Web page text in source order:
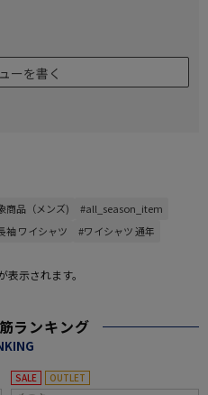
ーを書く
商品（メンズ)
#all_season_item
袖 ワイシャツ
#ワイシャツ 通年
示されます。
ランキング
SALE OUTLET